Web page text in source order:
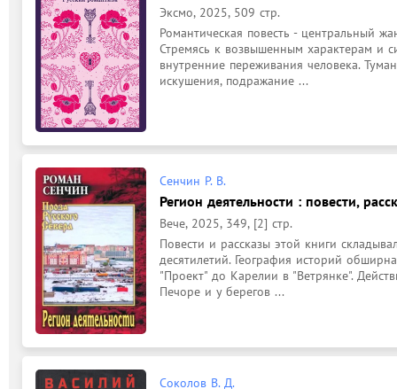
Эксмо, 2025, 509 стр.
Романтическая повесть - центральный
Стремясь к возвышенным характерам и
внутренние переживания человека.
искушения, подражание ...
Сенчин Р. В.
Регион деятельности : повести,
Вече, 2025, 349, [2] стр.
Повести и рассказы этой книги
десятилетий. География историй
"Проект" до Карелии в "Ветрянке".
Печоре и у берегов ...
Соколов В. Д.